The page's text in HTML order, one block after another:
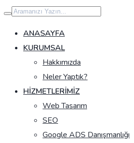
İçeriğe
geç
ANASAYFA
KURUMSAL
Hakkımızda
Neler Yaptık?
HIZMETLERIMIZ
Web Tasarım
SEO
Google ADS Danışmanlığı